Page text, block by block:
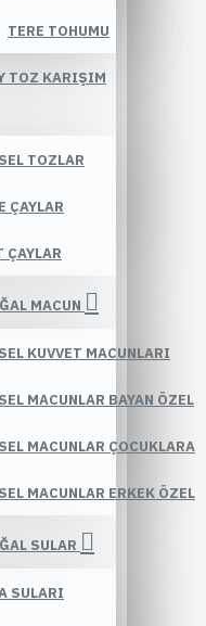
TERE TOHUMU
TOZ KARIŞIM
TOZLAR
ÇAYLAR
ÇAYLAR
MACUN
KUVVET MACUNLARI
MACUNLAR BAYAN ÖZEL
MACUNLAR ÇOCUKLARA
MACUNLAR ERKEK ÖZEL
SULAR
SULARI